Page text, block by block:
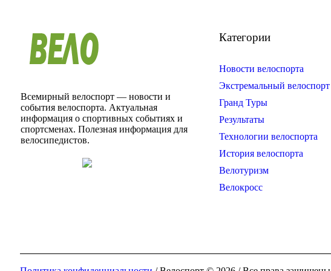
Всемирный велоспорт — новости и
события велоспорта. Актуальная
информация о спортивных событиях и
спортсменах. Полезная информация для
велосипедистов.
Категории
Новости велоспорта
Экстремальный велоспорт
Гранд Туры
Результаты
Технологии велоспорта
История велоспорта
Велотуризм
Велокросс